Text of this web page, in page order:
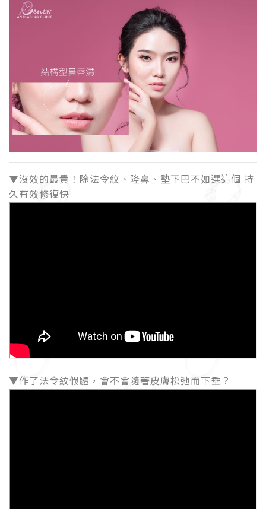
▼沒效的最貴！除法令紋、隆鼻、墊下巴不如選這個 持
久有效修復快
▼作了法令紋假體，會不會隨著皮膚松弛而下垂？